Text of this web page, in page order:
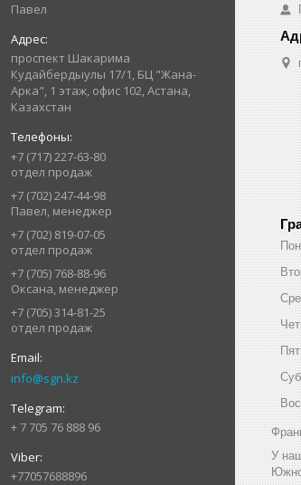
Павел
проспект Шакарима
Кудайбердыулы 17/1, БЦ "Жана-
Арка", 1 этаж, офис 102, Астана,
Казахстан
+7 (717) 227-63-80
отдел продаж
+7 (702) 247-44-98
Павел, менеджер
+7 (702) 819-07-05
отдел продаж
+7 (705) 768-88-96
Оксана, менеджер
+7 (705) 314-81-25
отдел продаж
info@sgn.kz
+ 7 705 76 888 96
+77057688896
У